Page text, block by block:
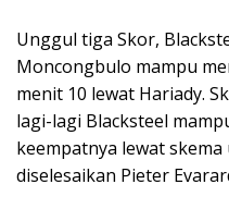
Unggul tiga Skor,
Moncongbulo mampu
menit 10 lewat Hariady.
lagi-lagi Blacksteel
keempatnya lewat
diselesaikan Pieter